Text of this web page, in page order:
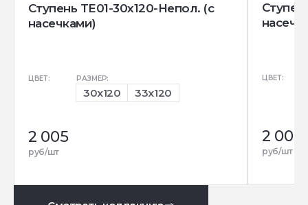
Ступень TE01-30x120-Непол. (с
насечками)
ЦВЕТ: РАЗМЕР:
30x120 33x120
2 005
руб/шт
ЦВЕТ:
2 005
руб/шт